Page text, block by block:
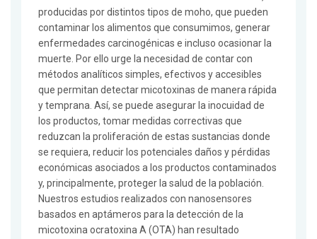
producidas por distintos tipos de moho, que pueden
contaminar los alimentos que consumimos, generar
enfermedades carcinogénicas e incluso ocasionar la
muerte. Por ello urge la necesidad de contar con
métodos analíticos simples, efectivos y accesibles
que permitan detectar micotoxinas de manera rápida
y temprana. Así, se puede asegurar la inocuidad de
los productos, tomar medidas correctivas que
reduzcan la proliferación de estas sustancias donde
se requiera, reducir los potenciales daños y pérdidas
económicas asociados a los productos contaminados
y, principalmente, proteger la salud de la población.
Nuestros estudios realizados con nanosensores
basados en aptámeros para la detección de la
micotoxina ocratoxina A (OTA) han resultado